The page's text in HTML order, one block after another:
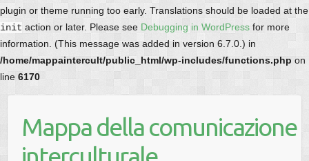
plugin or theme running too early. Translations should be loaded at the
init action or later. Please see Debugging in WordPress for more
information. (This message was added in version 6.7.0.) in
/home/mappaintercult/public_html/wp-includes/functions.php on
line 6170
Mappa della comunicazione